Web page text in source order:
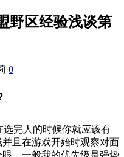
野区经验浅谈第
0
完人的时候你就应该有
且在游戏开始时观察对面
。一般我的优先级是强势